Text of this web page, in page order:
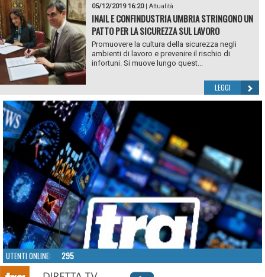
05/12/2019 16:20| Attualità
INAIL E CONFINDUSTRIA UMBRIA STRINGONO UN
PATTO PER LA SICUREZZA SUL LAVORO
Promuovere la cultura della sicurezza negli
ambienti di lavoro e prevenire il rischio di
infortuni. Si muove lungo quest...
LEGGI
UTENTI ONLINE: 295